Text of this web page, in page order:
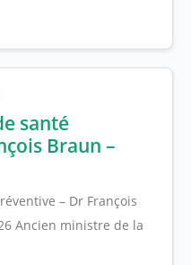
santé
Braun –
– Dr François
Ancien ministre de la